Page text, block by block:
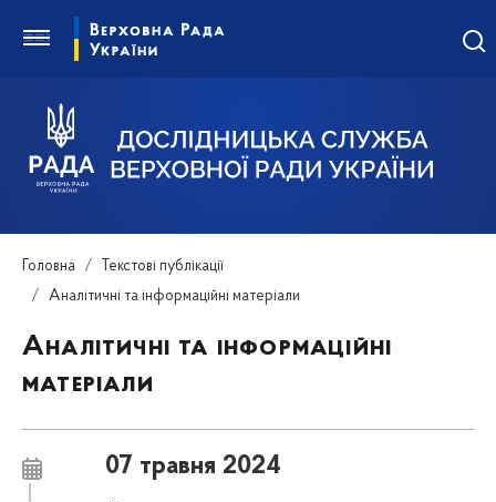
Головна
Текстові публікації
Аналітичні та інформаційні матеріали
Аналітичні та інформаційні
матеріали
07 травня 2024